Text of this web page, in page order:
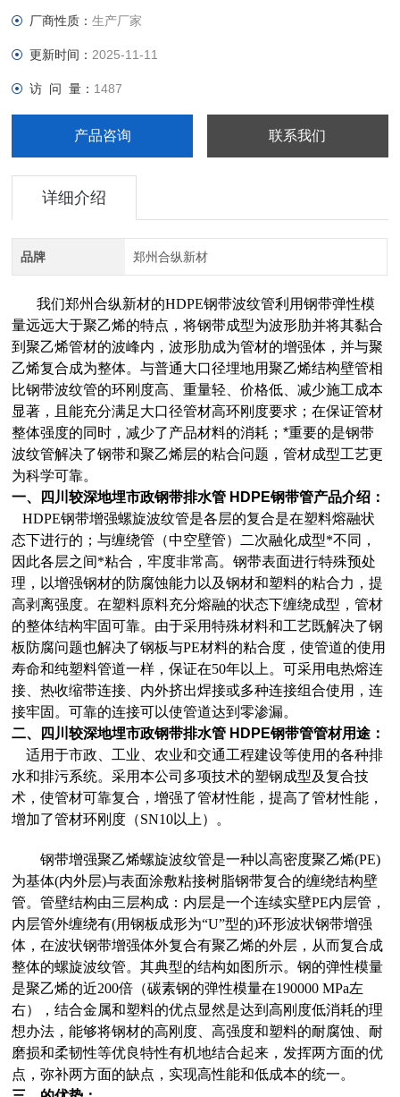
厂商性质：生产厂家
更新时间： 2025-11-11
访 问 量： 1487
产品咨询 联系我们
详细介绍
品牌 郑州合纵新材
我们郑州合纵新材的HDPE钢带波纹管利用钢带弹性模
量远远大于聚乙烯的特点，将钢带成型为波形肋并将其黏合
到聚乙烯管材的波峰内，波形肋成为管材的增强体，并与聚
乙烯复合成为整体。与普通大口径埋地用聚乙烯结构壁管相
比钢带波纹管的环刚度高、重量轻、价格低、减少施工成本
显著，且能充分满足大口径管材高环刚度要求；在保证管材
整体强度的同时，减少了产品材料的消耗；*重要的是钢带
波纹管解决了钢带和聚乙烯层的粘合问题，管材成型工艺更
为科学可靠。
一、
四川较深地埋市政钢带排水管 HDPE钢带管产品介绍：
HDPE钢带增强螺旋波纹管是各层的复合是在塑料熔融状
态下进行的；与缠绕管（中空壁管）二次融化成型*不同，
因此各层之间*粘合，牢度非常高。钢带表面进行特殊预处
理，以增强钢材的防腐蚀能力以及钢材和塑料的粘合力，提
高剥离强度。在塑料原料充分熔融的状态下缠绕成型，管材
的整体结构牢固可靠。由于采用特殊材料和工艺既解决了钢
板防腐问题也解决了钢板与PE材料的粘合度，使管道的使用
寿命和纯塑料管道一样，保证在50年以上。可采用电热熔连
接、热收缩带连接、内外挤出焊接或多种连接组合使用，连
接牢固。可靠的连接可以使管道达到零渗漏。
二、
四川较深地埋市政钢带排水管 HDPE钢带管管材用途：
适用于市政、工业、农业和交通工程建设等使用的各种排
水和排污系统。采用本公司多项技术的塑钢成型及复合技
术，使管材可靠复合，增强了管材性能，提高了管材性能，
增加了管材环刚度（SN10以上）。
钢带增强聚乙烯螺旋波纹管是一种以高密度聚乙烯(PE)
为基体(内外层)与表面涂敷粘接树脂钢带复合的缠绕结构壁
管。管壁结构由三层构成：内层是一个连续实壁PE内层管，
内层管外缠绕有(用钢板成形为“U”型的)环形波状钢带增强
体，在波状钢带增强体外复合有聚乙烯的外层，从而复合成
整体的螺旋波纹管。其典型的结构如图所示。钢的弹性模量
是聚乙烯的近200倍（碳素钢的弹性模量在190000 MPa左
右），结合金属和塑料的优点显然是达到高刚度低消耗的理
想办法，能够将钢材的高刚度、高强度和塑料的耐腐蚀、耐
磨损和柔韧性等优良特性有机地结合起来，发挥两方面的优
点，弥补两方面的缺点，实现高性能和低成本的统一。